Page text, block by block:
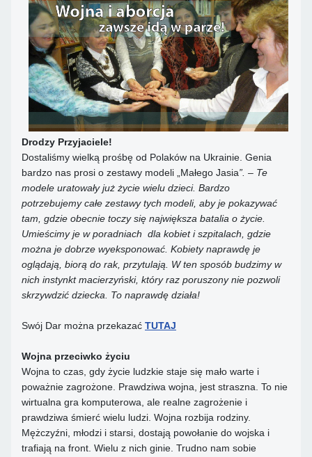
Drodzy Przyjaciele!
Dostaliśmy wielką prośbę od Polaków na Ukrainie. Genia
bardzo nas prosi o zestawy modeli „Małego Jasia”. – Te
modele uratowały już życie wielu dzieci. Bardzo
potrzebujemy całe zestawy tych modeli, aby je pokazywać
tam, gdzie obecnie toczy się największa batalia o życie.
Umieścimy je w poradniach dla kobiet i szpitalach, gdzie
można je dobrze wyeksponować. Kobiety naprawdę je
oglądają, biorą do rak, przytulają. W ten sposób budzimy w
nich instynkt macierzyński, który raz poruszony nie pozwoli
skrzywdzić dziecka. To naprawdę działa!
Swój Dar można przekazać TUTAJ
Wojna przeciwko życiu
Wojna to czas, gdy życie ludzkie staje się mało warte i
poważnie zagrożone. Prawdziwa wojna, jest straszna. To nie
wirtualna gra komputerowa, ale realne zagrożenie i
prawdziwa śmierć wielu ludzi. Wojna rozbija rodziny.
Mężczyźni, młodzi i starsi, dostają powołanie do wojska i
trafiają na front. Wielu z nich ginie. Trudno nam sobie